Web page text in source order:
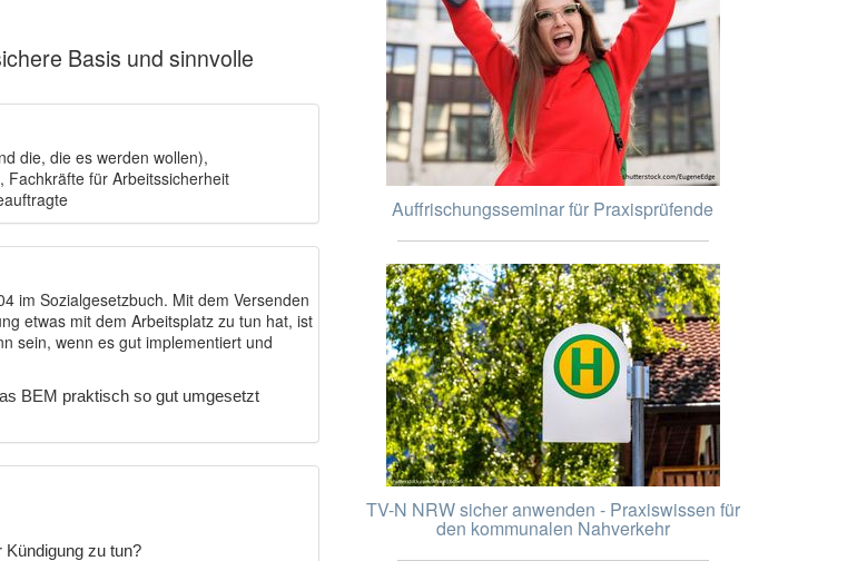
Basis und sinnvolle
die, die es werden wollen),
Fachkräfte für Arbeitssicherheit
im Sozialgesetzbuch. Mit dem Versenden
etwas mit dem Arbeitsplatz zu tun hat, ist
sein, wenn es gut implementiert und
BEM praktisch so gut umgesetzt
zu tun?
Auffrischungsseminar für Praxisprüfende
TV-N NRW sicher anwenden - Praxiswissen für
den kommunalen Nahverkehr